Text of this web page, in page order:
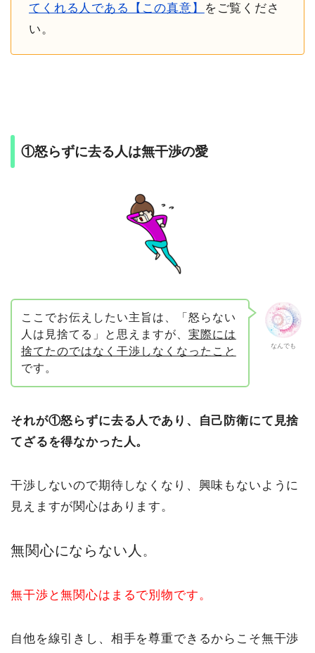
てくれる人である【この真意】
をご覧くださ
い。
①怒らずに去る人は無干渉の愛
なんでも
ここでお伝えしたい主旨は、「怒らない
人は見捨てる」と思えますが、 実際には
捨てたのではなく干渉しなくなったこと
です。
それが①怒らずに去る人であり、自己防衛にて見捨
てざるを得なかった人。
干渉しないので期待しなくなり、興味もないように
見えますが関心はあります。
無関心にならない人 。
無干渉と無関心はまるで別物です。
自他を線引きし、相手を尊重できるからこそ無干渉